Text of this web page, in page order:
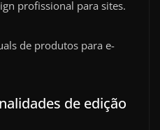
profissional para sites.
de produtos para e-
de edição